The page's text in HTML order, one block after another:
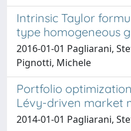
Intrinsic Taylor
type homogeneous
2016-01-01 Pagliarani,
Pignotti, Michele
Portfolio
Lévy-driven market
2014-01-01 Pagliarani,